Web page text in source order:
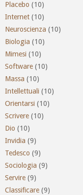
Placebo (10)
Internet (10)
Neuroscienza (10)
Biologia (10)
Mimesi (10)
Software (10)
Massa (10)
Intellettuali (10)
Orientarsi (10)
Scrivere (10)
Dio (10)
Invidia (9)
Tedesco (9)
Sociologia (9)
Servire (9)
Classificare (9)